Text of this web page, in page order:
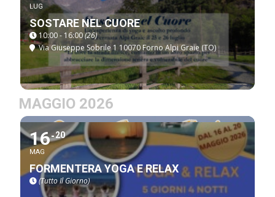
LUG
SOSTARE NEL CUORE
10:00 - 16:00(26)
Via Giuseppe Sobrile 1 10070 Forno Alpi Graie (TO)
MAGGIO 2026
16
MAG
20
FORMENTERA YOGA E RELAX
(Tutto Il Giorno)